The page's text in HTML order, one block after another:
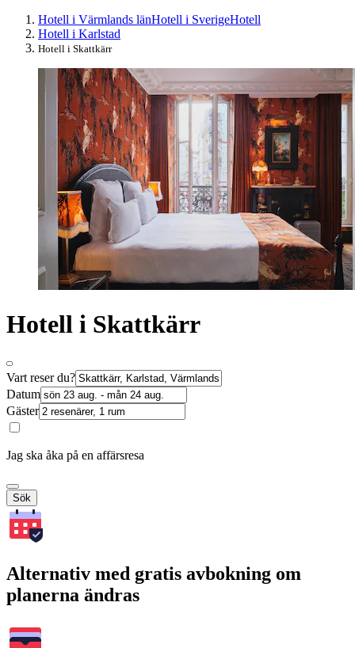
Hotell i Värmlands länHotell i SverigeHotell
Hotell i Karlstad
Hotell i Skattkärr
Hotell i Skattkärr
Vart reser du?
Datum
Gäster
Jag ska åka på en affärsresa
Sök
Alternativ med gratis avbokning om
planerna ändras